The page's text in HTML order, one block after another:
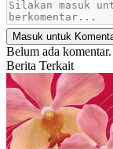
Masuk untuk
Belum ada
Berita Terkait